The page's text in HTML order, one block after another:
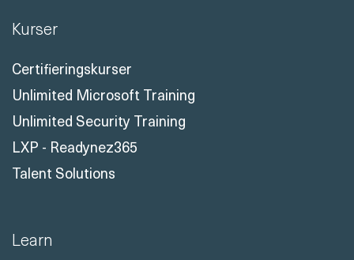
Kurser
Certifieringskurser
Unlimited Microsoft Training
Unlimited Security Training
LXP - Readynez365
Talent Solutions
Learn